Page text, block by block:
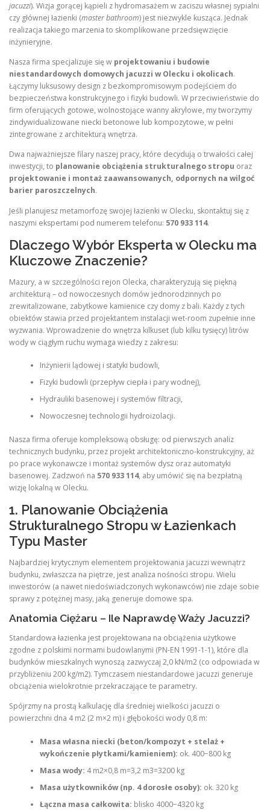
jacuzzi). Wizja gorącej kąpieli z hydromasażem w zaciszu własnej sypialni
czy głównej łazienki (master bathroom) jest niezwykle kusząca. Jednak
realizacja takiego marzenia to skomplikowane przedsięwzięcie
inżynieryjne.
Nasza firma specjalizuje się w projektowaniu i budowie
niestandardowych domowych jacuzzi w Olecku i okolicach.
Łączymy luksusowy design z bezkompromisowym podejściem do
bezpieczeństwa konstrukcyjnego i fizyki budowli. W przeciwieństwie do
firm oferujących gotowe, wolnostojące wanny akrylowe, my tworzymy
zindywidualizowane niecki betonowe lub kompozytowe, w pełni
zintegrowane z architekturą wnętrza.
Dwa najważniejsze filary naszej pracy, które decydują o trwałości całej
inwestycji, to planowanie obciążenia strukturalnego stropu oraz
projektowanie i montaż zaawansowanych, odpornych na wilgoć
barier paroszczelnych.
Jeśli planujesz metamorfozę swojej łazienki w Olecku, skontaktuj się z
naszymi ekspertami pod numerem telefonu: 570 933 114.
Dlaczego Wybór Eksperta w Olecku ma
Kluczowe Znaczenie?
Mazury, a w szczególności rejon Olecka, charakteryzują się piękną
architekturą – od nowoczesnych domów jednorodzinnych po
zrewitalizowane, zabytkowe kamienice czy domy z bali. Każdy z tych
obiektów stawia przed projektantem instalacji wet-room zupełnie inne
wyzwania. Wprowadzenie do wnętrza kilkuset (lub kilku tysięcy) litrów
wody w ciągłym ruchu wymaga wiedzy z zakresu:
Inżynierii lądowej i statyki budowli,
Fizyki budowli (przepływ ciepła i pary wodnej),
Hydrauliki basenowej i systemów filtracji,
Nowoczesnej technologii hydroizolacji.
Nasza firma oferuje kompleksową obsługę: od pierwszych analiz
technicznych budynku, przez projekt architektoniczno-konstrukcyjny, aż
po prace wykonawcze i montaż systemów dysz oraz automatyki
basenowej. Zadzwoń na 570 933 114, aby umówić się na bezpłatną
wizję lokalną w Olecku.
1. Planowanie Obciążenia
Strukturalnego Stropu w Łazienkach
Typu Master
Najbardziej krytycznym elementem projektowania jacuzzi wewnątrz
budynku, zwłaszcza na piętrze, jest analiza nośności stropu. Wielu
inwestorów (a nawet niedoświadczonych wykonawców) nie zdaje sobie
sprawy z potężnej masy, jaką generuje domowe spa.
Anatomia Ciężaru – Ile Naprawdę Waży Jacuzzi?
Standardowa łazienka jest projektowana na obciążenia użytkowe
zgodne z polskimi normami budowlanymi (PN-EN 1991-1-1), które dla
budynków mieszkalnych wynoszą zazwyczaj 2,0 kN/m2 (co odpowiada w
przybliżeniu 200 kg/m2). Tymczasem niestandardowe jacuzzi generuje
obciążenia wielokrotnie przekraczające te parametry.
Spójrzmy na prostą kalkulację dla średniej wielkości jacuzzi o
powierzchni dna 4 m2 (2 m×2 m) i głębokości wody 0,8 m:
Masa własna niecki (beton/kompozyt + stelaż +
wykończenie płytkami/kamieniem): ok. 400−800 kg
Masa wody: 4 m2×0,8 m=3,2 m3=3200 kg
Masa użytkowników (np. 4 dorosłe osoby): ok. 320 kg
Łączna masa całkowita: blisko 4000−4320 kg